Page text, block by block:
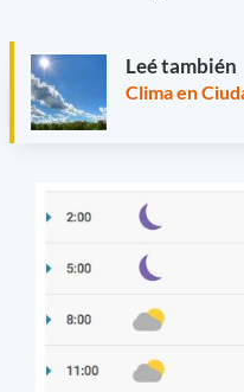
Leé también
Clima en